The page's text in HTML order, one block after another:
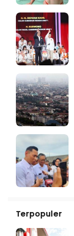
Terpopuler